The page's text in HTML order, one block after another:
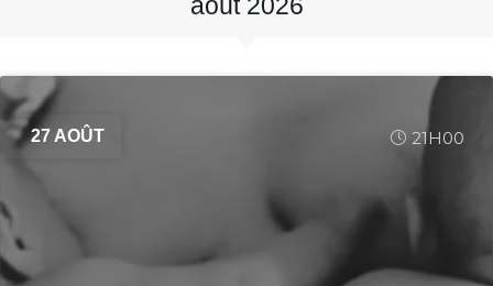
27 AOÛT 21H00